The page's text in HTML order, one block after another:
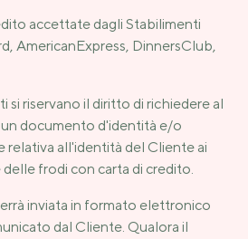
accettate dagli Stabilimenti
AmericanExpress, DinnersClub,
si riservano il diritto di richiedere al
documento d'identità e/o
relativa all'identità del Cliente ai
frodi con carta di credito.
inviata in formato elettronico
dal Cliente. Qualora il